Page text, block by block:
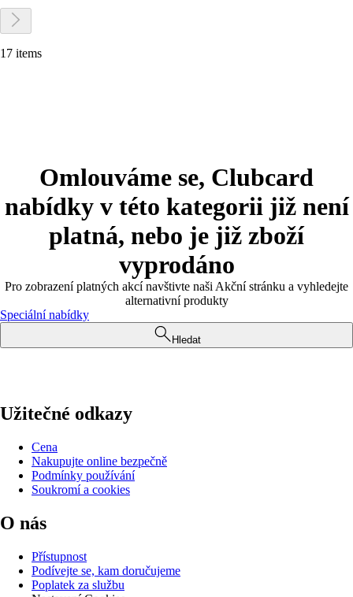
17 items
Omlouváme se, Clubcard
nabídky v této kategorii již není
platná, nebo je již zboží
vyprodáno
Pro zobrazení platných akcí navštivte naši Akční stránku a vyhledejte
alternativní produkty
Speciální nabídky
Hledat
Užitečné odkazy
Cena
Nakupujte online bezpečně
Podmínky používání
Soukromí a cookies
O nás
Přístupnost
Podívejte se, kam doručujeme
Poplatek za službu